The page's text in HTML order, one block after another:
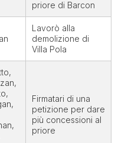
priore di Barcon
Lavorò alla
demolizione di
Villa Pola
Firmatari di una
petizione per dare
più concessioni al
priore